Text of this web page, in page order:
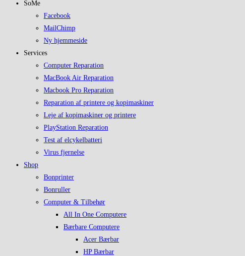
SoMe
Facebook
MailChimp
Ny hjemmeside
Services
Computer Reparation
MacBook Air Reparation
Macbook Pro Reparation
Reparation af printere og kopimaskiner
Leje af kopimaskiner og printere
PlayStation Reparation
Test af elcykelbatteri
Virus fjernelse
Shop
Bonprinter
Bonruller
Computer & Tilbehør
All In One Computere
Bærbare Computere
Acer Bærbar
HP Bærbar